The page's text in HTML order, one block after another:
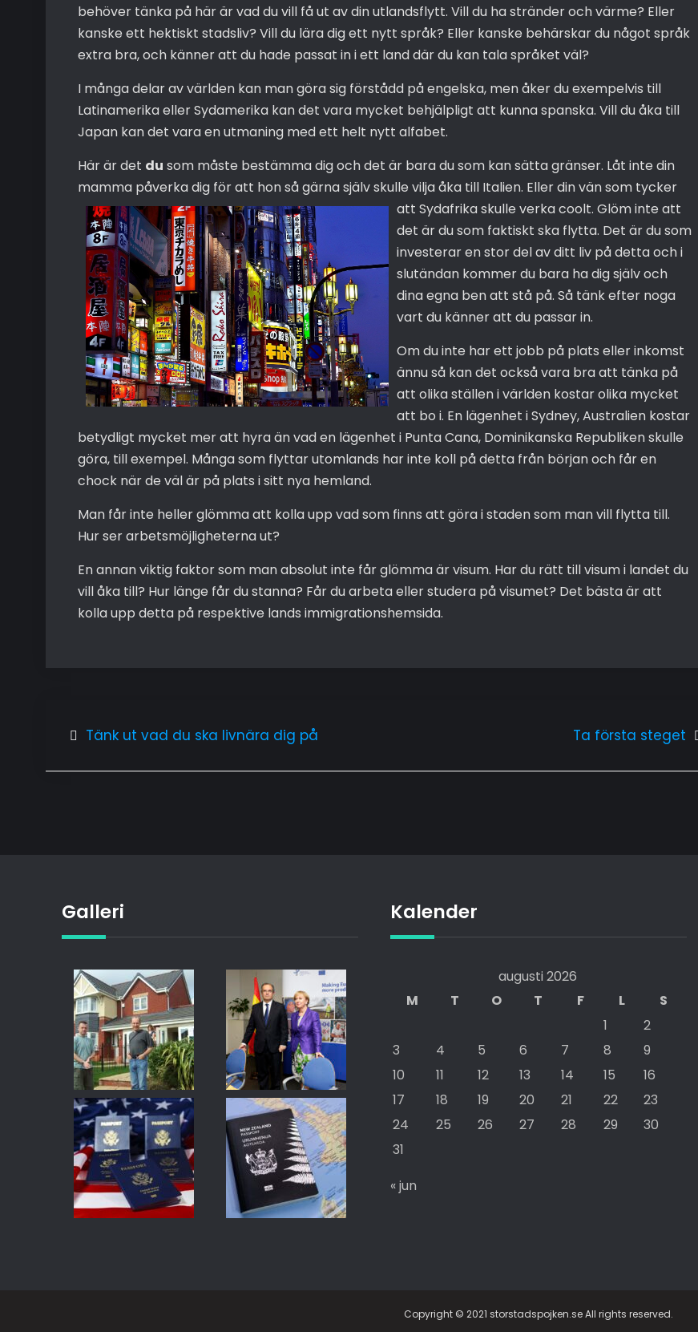
behöver tänka på här är vad du vill få ut av din utlandsflytt. Vill du ha stränder och värme? Eller
kanske ett hektiskt stadsliv? Vill du lära dig ett nytt språk? Eller kanske behärskar du något språk
extra bra, och känner att du hade passat in i ett land där du kan tala språket väl?
I många delar av världen kan man göra sig förstådd på engelska, men åker du exempelvis till
Latinamerika eller Sydamerika kan det vara mycket behjälpligt att kunna spanska. Vill du åka till
Japan kan det vara en utmaning med ett helt nytt alfabet.
Här är det du som måste bestämma dig och det är bara du som kan sätta gränser. Låt inte din
mamma påverka dig för att hon så gärna själv skulle vilja åka till Italien. Eller din vän som tycker
att Sydafrika skulle verka coolt. Glöm inte att
det är du som faktiskt ska flytta. Det är du som
investerar en stor del av ditt liv på detta och i
slutändan kommer du bara ha dig själv och
dina egna ben att stå på. Så tänk efter noga
vart du känner att du passar in.
Om du inte har ett jobb på plats eller inkomst
ännu så kan det också vara bra att tänka på
att olika ställen i världen kostar olika mycket
att bo i. En lägenhet i Sydney, Australien kostar
betydligt mycket mer att hyra än vad en lägenhet i Punta Cana, Dominikanska Republiken skulle
göra, till exempel. Många som flyttar utomlands har inte koll på detta från början och får en
chock när de väl är på plats i sitt nya hemland.
Man får inte heller glömma att kolla upp vad som finns att göra i staden som man vill flytta till.
Hur ser arbetsmöjligheterna ut?
En annan viktig faktor som man absolut inte får glömma är visum. Har du rätt till visum i landet du
vill åka till? Hur länge får du stanna? Får du arbeta eller studera på visumet? Det bästa är att
kolla upp detta på respektive lands immigrationshemsida.
Inläggsnavigering
Tänk ut vad du ska livnära dig på Ta första steget
Galleri Kalender
augusti 2026
M
T O T F L
S
1
2
3
4 5 6 7 8
9
10
11 12 13 14 15
16
17
18 19 20 21 22
23
24
25 26 27 28 29
30
31
« jun